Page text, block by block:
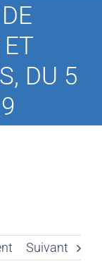
DU 5
Suivant